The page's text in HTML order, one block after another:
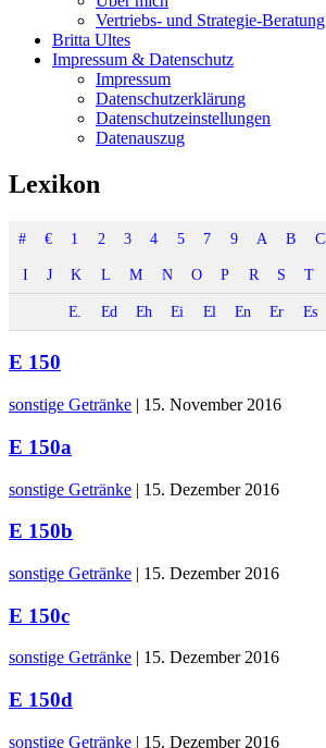
Vertriebs- und Strategie-Beratung
Britta Ultes
Impressum & Datenschutz
Impressum
Datenschutzerklärung
Datenschutzeinstellungen
Datenauszug
Lexikon
# € 1 2 3 4 5 7 9 A B C
I J K L M N O P R S T
E. Ed Eh Ei El En Er Es
E 150
sonstige Getränke | 15. November 2016
E 150a
sonstige Getränke | 15. Dezember 2016
E 150b
sonstige Getränke | 15. Dezember 2016
E 150c
sonstige Getränke | 15. Dezember 2016
E 150d
sonstige Getränke | 15. Dezember 2016